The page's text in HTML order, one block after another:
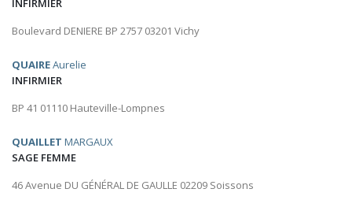
INFIRMIER
Boulevard DENIERE BP 2757 03201 Vichy
QUAIREAurelie
INFIRMIER
BP 41 01110 Hauteville-Lompnes
QUAILLET MARGAUX
SAGE FEMME
46 Avenue DU GÉNÉRAL DE GAULLE 02209 Soissons